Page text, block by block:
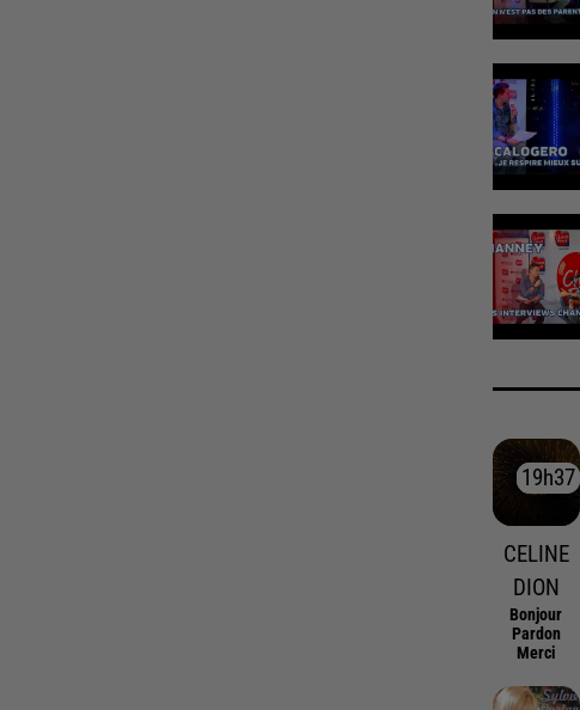
19h37
19h37
CELINE
DION
Bonjour
Pardon
Merci